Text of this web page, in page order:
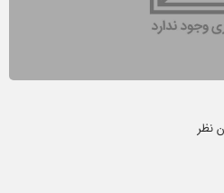
نظر